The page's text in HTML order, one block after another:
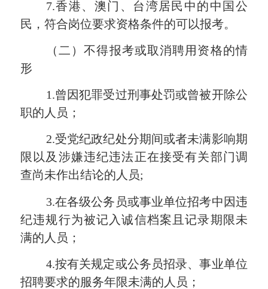
7.香港、澳门、台湾居民中的中国公
民，符合岗位要求资格条件的可以报考。
（二）不得报考或取消聘用资格的情
形
1.曾因犯罪受过刑事处罚或曾被开除公
职的人员；
2.受党纪政纪处分期间或者未满影响期
限以及涉嫌违纪违法正在接受有关部门调
查尚未作出结论的人员;
3.在各级公务员或事业单位招考中因违
纪违规行为被记入诚信档案且记录期限未
满的人员；
4.按有关规定或公务员招录、事业单位
招聘要求的服务年限未满的人员；